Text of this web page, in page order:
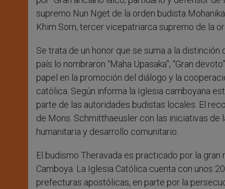
supremo Nun Nget de la orden budista
Khim Sorn, tercer vicepatriarca supremo de la
Se trata de un honor que se suma a la
país lo nombraron “Maha Upasaka”, “Gran
papel en la promoción del diálogo y la
católica. Según informa la Iglesia camboyana
parte de las autoridades budistas locales. El
de Mons. Schmitthaeusler con las iniciativas
humanitaria y desarrollo comunitario.
El budismo Theravada es practicado por la
Camboya. La Iglesia Católica cuenta con unos
prefecturas apostólicas, en parte por la